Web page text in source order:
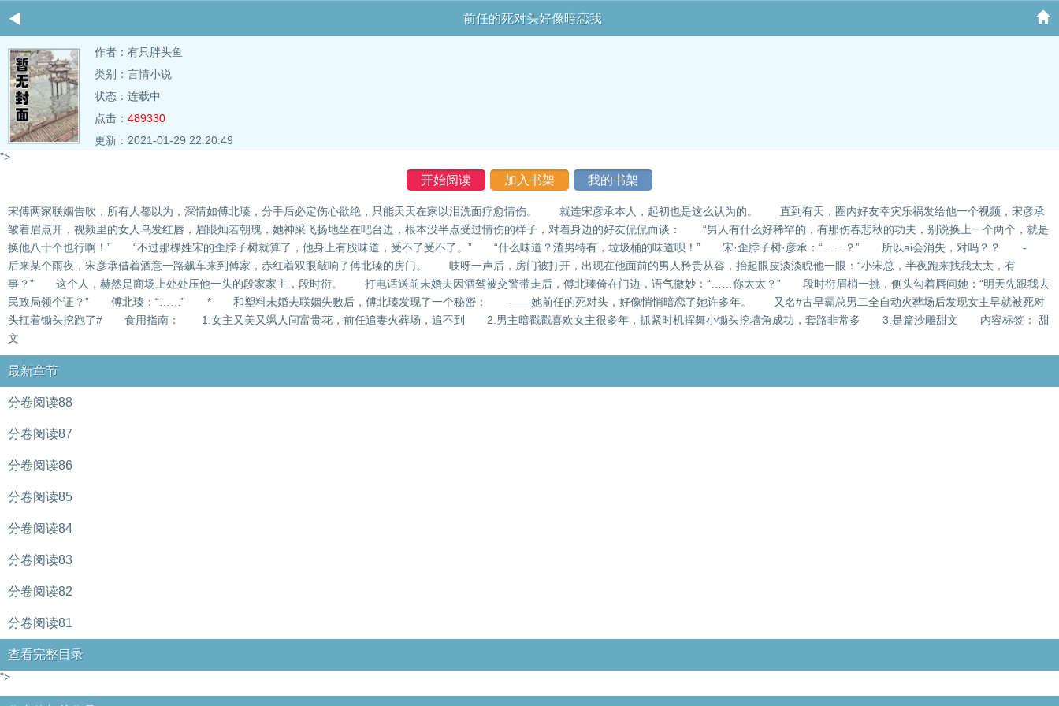
前任的死对头好像暗恋我
作者： 有只胖头鱼
类别：言情小说
状态：连载中
点击： 489330
更新：2021-01-29 22:20:49
">
开始阅读 加入书架 我的书架
宋傅两家联姻告吹，所有人都以为，深情如傅北瑧，分手后必定伤心欲绝，只能天天在家以泪洗面疗愈情伤。 就连宋彦承本人，起初也是这么认为的。 直到有天，圈内好友幸灾乐祸发给他一个视频，宋彦承
皱着眉点开，视频里的女人乌发红唇，眉眼灿若朝瑰，她神采飞扬地坐在吧台边，根本没半点受过情伤的样子，对着身边的好友侃侃而谈： “男人有什么好稀罕的，有那伤春悲秋的功夫，别说换上一个两个，就是
换他八十个也行啊！” “不过那棵姓宋的歪脖子树就算了，他身上有股味道，受不了受不了。” “什么味道？渣男特有，垃圾桶的味道呗！” 宋·歪脖子树·彦承：“……？” 所以ai会消失，对吗？？ -
后来某个雨夜，宋彦承借着酒意一路飙车来到傅家，赤红着双眼敲响了傅北瑧的房门。 吱呀一声后，房门被打开，出现在他面前的男人矜贵从容，抬起眼皮淡淡睨他一眼：“小宋总，半夜跑来找我太太，有
事？” 这个人，赫然是商场上处处压他一头的段家家主，段时衍。 打电话送前未婚夫因酒驾被交警带走后，傅北瑧倚在门边，语气微妙：“……你太太？” 段时衍眉梢一挑，侧头勾着唇问她：“明天先跟我去
民政局领个证？” 傅北瑧：“……” * 和塑料未婚夫联姻失败后，傅北瑧发现了一个秘密： ——她前任的死对头，好像悄悄暗恋了她许多年。 又名#古早霸总男二全自动火葬场后发现女主早就被死对
头扛着锄头挖跑了# 食用指南： 1.女主又美又飒人间富贵花，前任追妻火葬场，追不到 2.男主暗戳戳喜欢女主很多年，抓紧时机挥舞小锄头挖墙角成功，套路非常多 3.是篇沙雕甜文 内容标签： 甜
文
最新章节
分卷阅读88
分卷阅读87
分卷阅读86
分卷阅读85
分卷阅读84
分卷阅读83
分卷阅读82
分卷阅读81
查看完整目录
">